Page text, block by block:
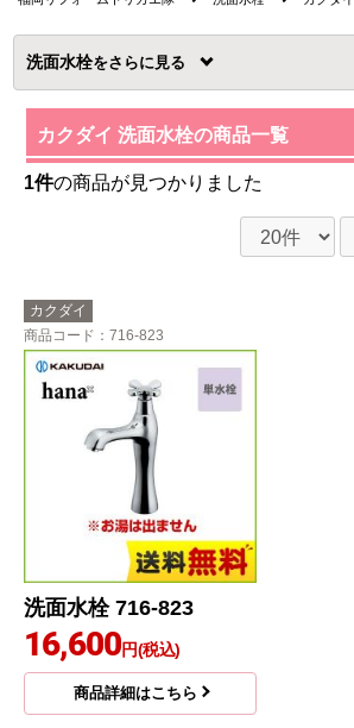
洗面水栓を
カクダイ 洗面水栓の商品一覧
1件の商品が見つかりました
カクダイ
商品コード ：716-823
洗面水栓 716-823
16,600円(税込)
商品詳細はこちら